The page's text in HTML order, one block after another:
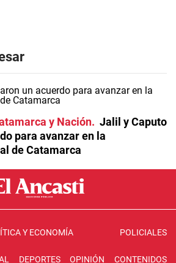
y Nación
Jalil y Caputo
para avanzar en la
de Catamarca
Y ECONOMÍA POLICIALES
DEPORTES OPINIÓN CONTENIDOS